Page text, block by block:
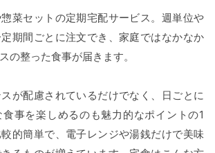
菜セットの定期宅配サービス。週単位や
期間ごとに注文でき、家庭ではなかなか
の整った食事が届きます。
が配慮されているだけでなく、日ごとに
事を楽しめるのも魅力的なポイントの1
的簡単で、電子レンジや湯銭だけで美味